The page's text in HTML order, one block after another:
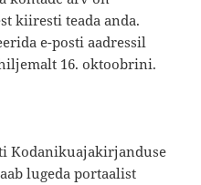
kiiresti teada anda.
e-posti aadressil
16. oktoobrini.
Kodanikuajakirjanduse
lugeda portaalist